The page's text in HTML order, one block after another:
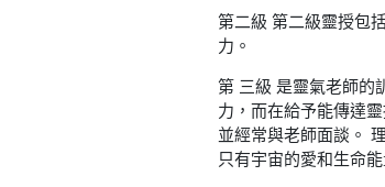
第二級 第二級靈授包
力。
第 三級 是靈氣老師的
力，而在給予能傳達
並經常與老師面談。
只有宇宙的愛和生命